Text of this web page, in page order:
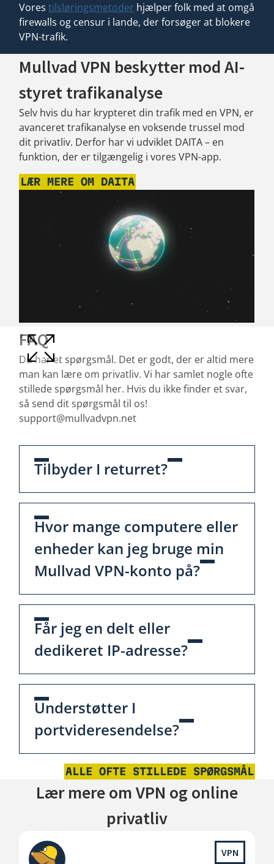
Vorestilsløringsmetoder hjælper folk med at omgå
firewalls og censur i lande, der forsøger at blokere
VPN-trafik.
Mullvad VPN beskytter mod AI-
styret trafikanalyse
Selv hvis du har krypteret din trafik med en VPN, er
avanceret trafikanalyse en voksende trussel mod
dit privatliv. Derfor har vi udviklet DAITA – en
funktion, der er tilgængelig i vores VPN-app.
LÆR MERE OM DAITA
FAQ
Du har et spørgsmål. Det er godt, der er altid mere
man kan lære om privatliv. Vi har samlet nogle ofte
stillede spørgsmål her. Hvis du ikke finder et svar,
så send dit spørgsmål til os!
support@mullvadvpn.net
Tilbyder I returret?
Hvor mange computere eller
enheder kan jeg bruge min
Mullvad VPN-konto på?
Får jeg en delt eller
dedikeret IP-adresse?
Understøtter I
portvideresendelse?
ALLE OFTE STILLEDE SPØRGSMÅL
Lær mere om VPN og online
privatliv
VPN